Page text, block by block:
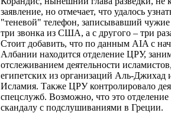
заявление, но отмечает, что удалось
"теневой" телефон, записывавший
три звонка из США, а с другого – три
Стоит добавить, что по данным AIA с
Албании находится отделение ЦРУ,
отслеживанием деятельности
египетских из организаций Аль-
Исламия. Также ЦРУ контролировало
спецслужб. Возможно, что это
скандалу с подслушиваниями в Греции.